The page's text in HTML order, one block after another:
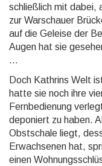
schließlich mit dabei,
zur Warschauer
auf die Geleise der
Augen hat sie
...
Doch Kathrins Welt
hatte sie noch ihre
Fernbedienung
deponiert zu haben.
Obstschale liegt,
Erwachsenen hat,
einen